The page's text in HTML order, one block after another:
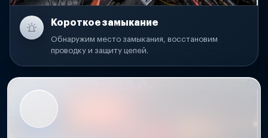
Короткое замыкание
Обнаружим место замыкания, восстановим
проводку и защиту цепей.